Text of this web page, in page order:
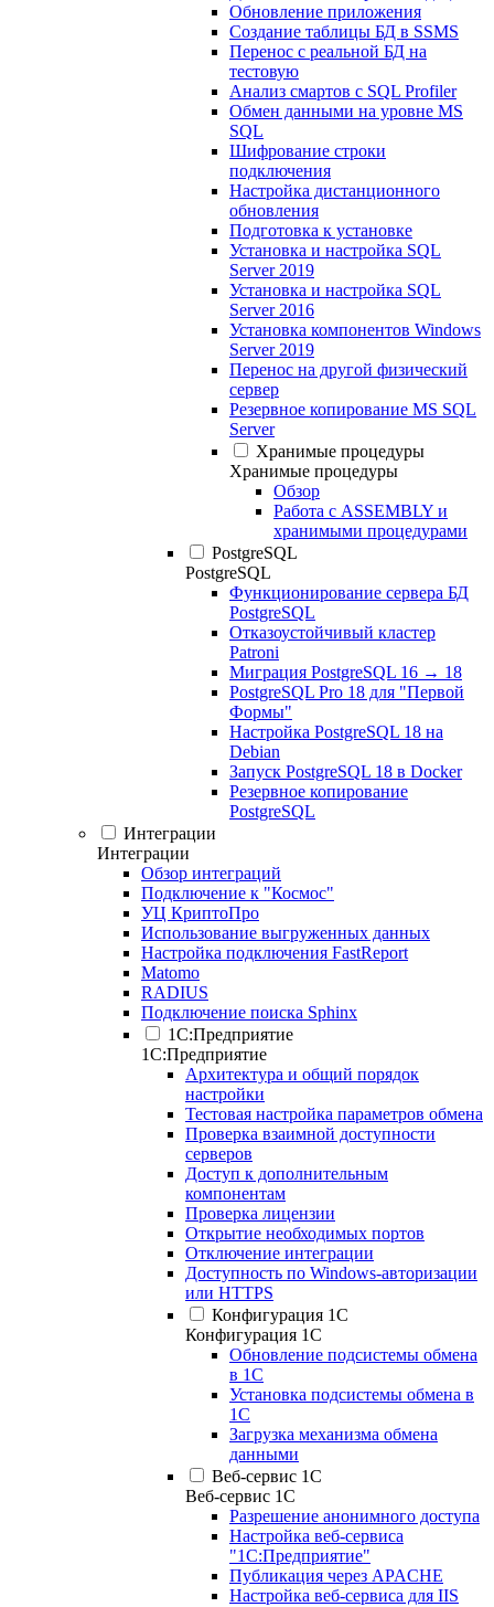
Обновление приложения
Создание таблицы БД в SSMS
Перенос с реальной БД на
тестовую
Анализ смартов с SQL Profiler
Обмен данными на уровне MS
SQL
Шифрование строки
подключения
Настройка дистанционного
обновления
Подготовка к установке
Установка и настройка SQL
Server 2019
Установка и настройка SQL
Server 2016
Установка компонентов Windows
Server 2019
Перенос на другой физический
сервер
Резервное копирование MS SQL
Server
Хранимые процедуры
Хранимые процедуры
Обзор
Работа с ASSEMBLY и
хранимыми процедурами
PostgreSQL
PostgreSQL
Функционирование сервера БД
PostgreSQL
Отказоустойчивый кластер
Patroni
Миграция PostgreSQL 16 → 18
PostgreSQL Pro 18 для "Первой
Формы"
Настройка PostgreSQL 18 на
Debian
Запуск PostgreSQL 18 в Docker
Резервное копирование
PostgreSQL
Интеграции
Интеграции
Обзор интеграций
Подключение к "Космос"
УЦ КриптоПро
Использование выгруженных данных
Настройка подключения FastReport
Matomo
RADIUS
Подключение поиска Sphinx
1С:Предприятие
1С:Предприятие
Архитектура и общий порядок
настройки
Тестовая настройка параметров обмена
Проверка взаимной доступности
серверов
Доступ к дополнительным
компонентам
Проверка лицензии
Открытие необходимых портов
Отключение интеграции
Доступность по Windows-авторизации
или HTTPS
Конфигурация 1С
Конфигурация 1С
Обновление подсистемы обмена
в 1С
Установка подсистемы обмена в
1С
Загрузка механизма обмена
данными
Веб-сервис 1С
Веб-сервис 1С
Разрешение анонимного доступа
Настройка веб-сервиса
"1С:Предприятие"
Публикация через APACHE
Настройка веб-сервиса для IIS